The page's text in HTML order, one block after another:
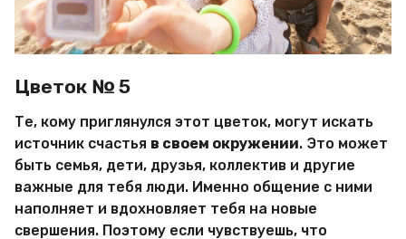
Цветок № 5
Те, кому приглянулся этот цветок, могут искать
источник счастья в своем окружении. Это может
быть семья, дети, друзья, коллектив и другие
важные для тебя люди. Именно общение с ними
наполняет и вдохновляет тебя на новые
свершения. Поэтому если чувствуешь, что